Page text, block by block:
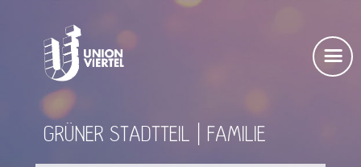
GRÜNER STADTTEIL FAMILIE